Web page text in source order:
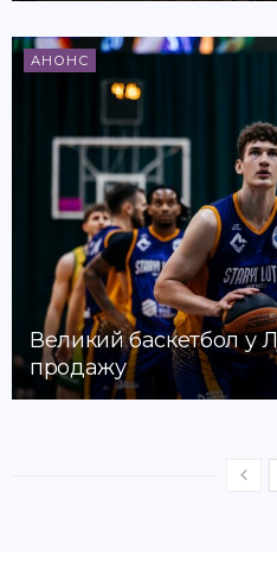
АНОНС
Великий баскетбол у
продажу